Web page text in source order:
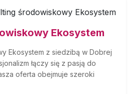
Ekosystem
Ekosystem z siedzibą w Dobrej
łączy się z pasją do
oferta obejmuje szeroki